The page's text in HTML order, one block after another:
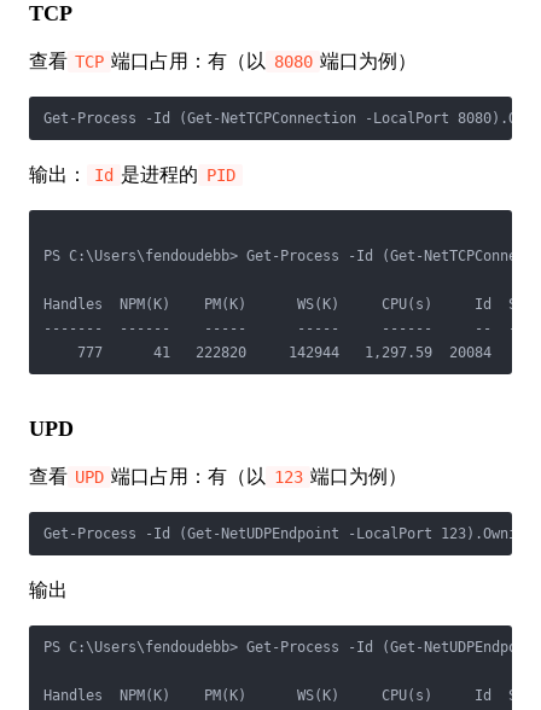
TCP
查看 TCP 端口占用：有（以 8080 端口为例）
Get-Process -Id (Get-NetTCPConnection -LocalPort
输出： Id 是进程的 PID
PS C:\Users\fendoudebb> Get-Process -Id (Get-
Handles  NPM(K)    PM(K)      WS(K)     CPU(s)     Id  SI
-------  ------    -----      -----     ------     --  --
777      41   222820     142944   1,297.59  20084   1
UPD
查看 UPD 端口占用：有（以 123 端口为例）
Get-Process -Id (Get-NetUDPEndpoint -LocalPort
输出
PS C:\Users\fendoudebb> Get-Process -Id (Get-
Handles  NPM(K)    PM(K)      WS(K)     CPU(s)     Id  SI